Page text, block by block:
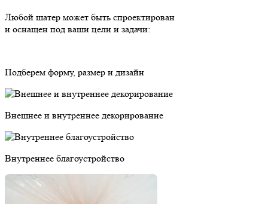
Любой шатер может быть спроектирован
и оснащен под ваши цели и задачи:
Подберем форму, размер и дизайн
Внешнее и внутреннее декорирование
Внутреннее благоустройство